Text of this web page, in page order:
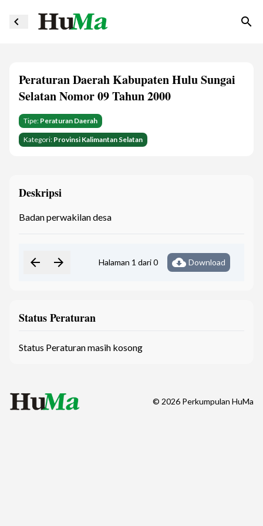
navigate_before search
Peraturan Daerah Kabupaten Hulu Sungai
Selatan Nomor 09 Tahun 2000
Tipe: Peraturan Daerah
Kategori: Provinsi Kalimantan Selatan
Deskripsi
Badan perwakilan desa
arrow_back arrow_forward Halaman 1 dari 0 cloud_download Download
Status Peraturan
Status Peraturan masih kosong
© 2026 Perkumpulan HuMa